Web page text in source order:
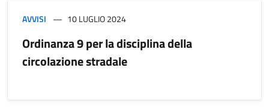
AVVISI 10 LUGLIO 2024
Ordinanza 9 per la disciplina della
circolazione stradale